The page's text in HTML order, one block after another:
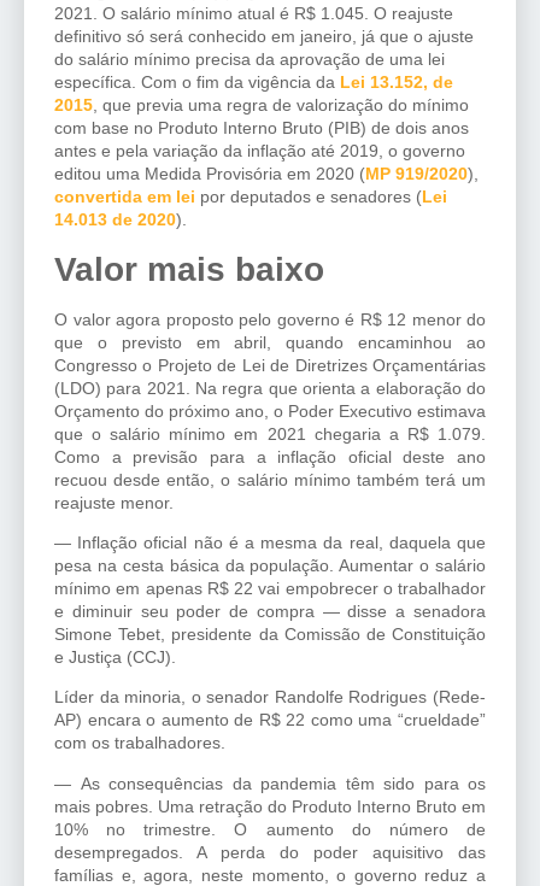
2021. O salário mínimo atual é R$ 1.045. O reajuste
definitivo só será conhecido em janeiro, já que o ajuste
do salário mínimo precisa da aprovação de uma lei
específica. Com o fim da vigência da Lei 13.152, de
2015, que previa uma regra de valorização do mínimo
com base no Produto Interno Bruto (PIB) de dois anos
antes e pela variação da inflação até 2019, o governo
editou uma Medida Provisória em 2020 (MP 919/2020),
convertida em lei por deputados e senadores (Lei
14.013 de 2020).
Valor mais baixo
O valor agora proposto pelo governo é R$ 12 menor do
que o previsto em abril, quando encaminhou ao
Congresso o Projeto de Lei de Diretrizes Orçamentárias
(LDO) para 2021. Na regra que orienta a elaboração do
Orçamento do próximo ano, o Poder Executivo estimava
que o salário mínimo em 2021 chegaria a R$ 1.079.
Como a previsão para a inflação oficial deste ano
recuou desde então, o salário mínimo também terá um
reajuste menor.
— Inflação oficial não é a mesma da real, daquela que
pesa na cesta básica da população. Aumentar o salário
mínimo em apenas R$ 22 vai empobrecer o trabalhador
e diminuir seu poder de compra — disse a senadora
Simone Tebet, presidente da Comissão de Constituição
e Justiça (CCJ).
Líder da minoria, o senador Randolfe Rodrigues (Rede-
AP) encara o aumento de R$ 22 como uma “crueldade”
com os trabalhadores.
— As consequências da pandemia têm sido para os
mais pobres. Uma retração do Produto Interno Bruto em
10% no trimestre. O aumento do número de
desempregados. A perda do poder aquisitivo das
famílias e, agora, neste momento, o governo reduz a